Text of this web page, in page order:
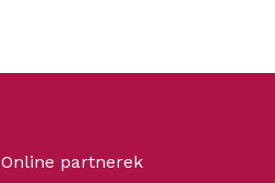
Online partnerek